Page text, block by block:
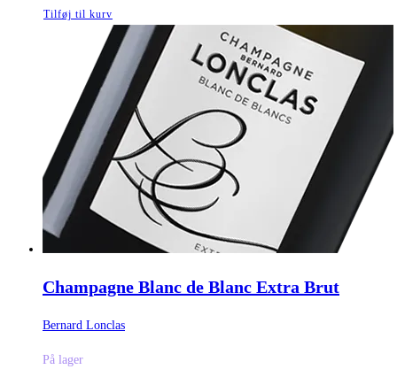
Tilføj til kurv
Champagne Blanc de Blanc Extra Brut
Bernard Lonclas
På lager